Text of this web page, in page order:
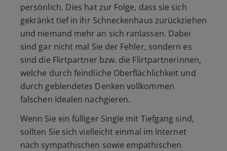
persönlich. Dies hat zur Folge, dass sie sich
gekränkt tief in ihr Schneckenhaus zurückziehen
und niemand mehr an sich ranlassen. Dabei
sind gar nicht mal Sie der Fehler, sondern es
sind die Flirtpartner bzw. die Flirtpartnerinnen,
welche durch feindliche Oberflächlichkeit und
durch geblendetes Denken vollkommen
falschen Idealen nachgieren.
Wenn Sie ein fülliger Single mit Tiefgang sind,
sollten Sie sich vielleicht einmal im Internet
nach sympathischen sowie empathischen